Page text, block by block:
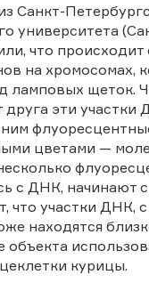
Санкт-
университета
что происходит
на хромосомах,
ламповых щеток.
друга эти участки
цветами —
с ДНК, начинают
что участки ДНК,
находятся
объекта
курицы.